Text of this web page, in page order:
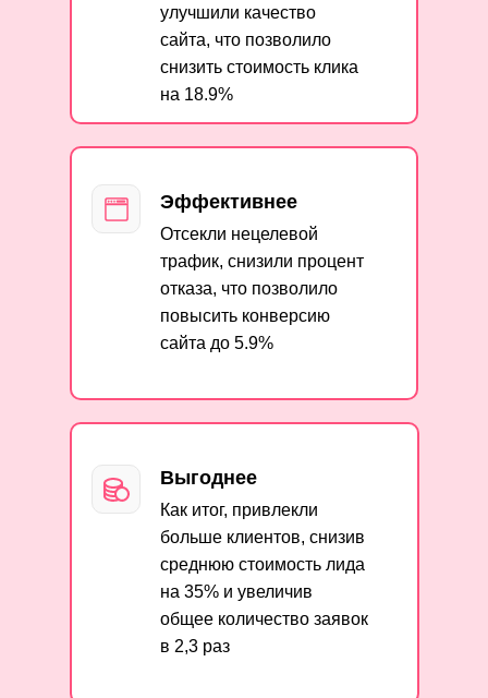
Эффективнее
Отсекли нецелевой
трафик, снизили процент
отказа, что позволило
повысить конверсию
сайта до 5.9%
Выгоднее
Как итог, привлекли
больше клиентов, снизив
среднюю стоимость лида
на 35% и увеличив
общее количество заявок
в 2,3 раз
улучшили качество
сайта, что позволило
снизить стоимость клика
на 18.9%